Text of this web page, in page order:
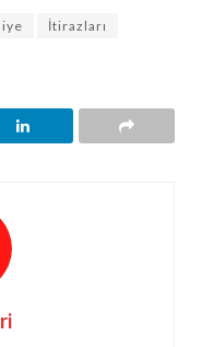
İtirazları